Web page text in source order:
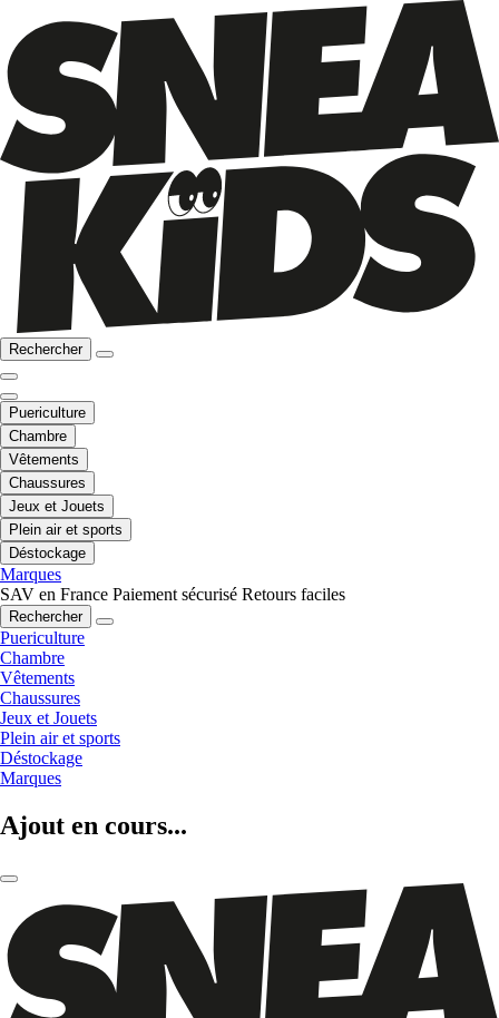
Rechercher
Puericulture
Chambre
Vêtements
Chaussures
Jeux et Jouets
Plein air et sports
Déstockage
Marques
SAV en France Paiement sécurisé Retours faciles
Rechercher
Puericulture
Chambre
Vêtements
Chaussures
Jeux et Jouets
Plein air et sports
Déstockage
Marques
Ajout en cours...